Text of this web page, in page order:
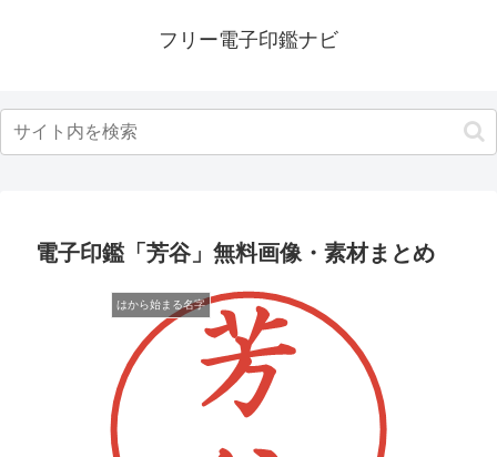
フリー電子印鑑ナビ
電子印鑑「芳谷」無料画像・素材まとめ
はから始まる名字